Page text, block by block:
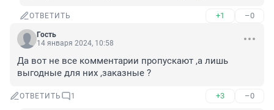
ОТВЕТИТЬ +1 –0
Гость
14 января 2024, 10:58
Да вот не все комментарии пропускают ,а лишь
выгодные для них ,заказные ?
ОТВЕТИТЬ 1 +3 –0